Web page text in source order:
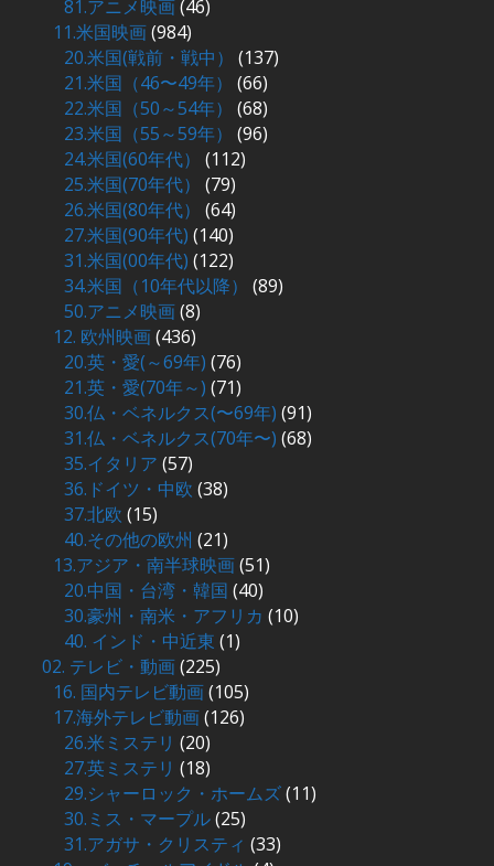
81.アニメ映画(46)
11.米国映画(984)
20.米国(戦前・戦中）
(137)
21.米国（46〜49年）
(66)
22.米国（50～54年）
(68)
23.米国（55～59年）
(96)
24.米国(60年代）
(112)
25.米国(70年代）
(79)
26.米国(80年代）
(64)
27.米国(90年代) (140)
31.米国(00年代) (122)
34.米国（10年代以降）
(89)
50.アニメ映画(8)
12. 欧州映画(436)
20.英・愛(～69年) (76)
21.英・愛(70年～) (71)
30.仏・ベネルクス(〜69年) (91)
31.仏・ベネルクス(70年〜) (68)
35.イタリア (57)
36.ドイツ・中欧 (38)
37.北欧 (15)
40.その他の欧州 (21)
13.アジア・南半球映画(51)
20.中国・台湾・韓国 (40)
30.豪州・南米・アフリカ (10)
40. インド・中近東 (1)
02. テレビ・動画(225)
16. 国内テレビ動画(105)
17.海外テレビ動画(126)
26.米ミステリ (20)
27.英ミステリ (18)
29.シャーロック・ホームズ(11)
30.ミス・マープル(25)
31.アガサ・クリスティ (33)